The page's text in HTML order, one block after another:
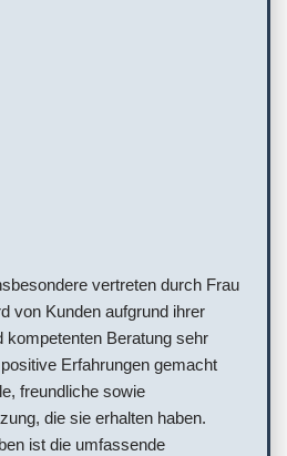
vertreten durch Frau
von Kunden aufgrund ihrer
kompetenten Beratung sehr
Erfahrungen gemacht
freundliche sowie
die sie erhalten haben.
ist die umfassende